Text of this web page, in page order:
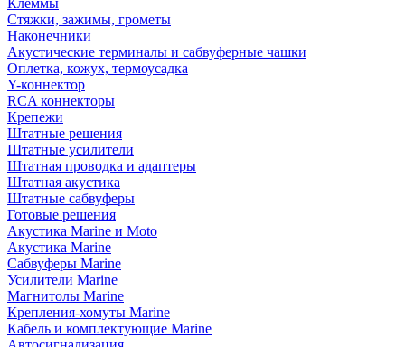
Клеммы
Стяжки, зажимы, грометы
Наконечники
Акустические терминалы и сабвуферные чашки
Оплетка, кожух, термоусадка
Y-коннектор
RCA коннекторы
Крепежи
Штатные решения
Штатные усилители
Штатная проводка и адаптеры
Штатная акустика
Штатные сабвуферы
Готовые решения
Акустика Marine и Moto
Акустика Marine
Сабвуферы Marine
Усилители Marine
Магнитолы Marine
Крепления-хомуты Marine
Кабель и комплектующие Marine